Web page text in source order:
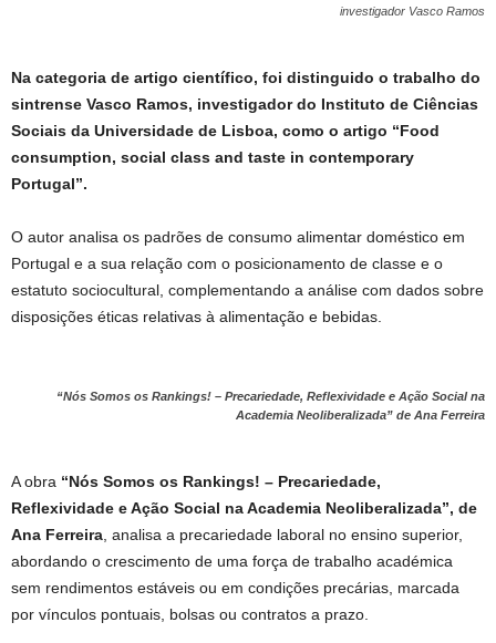
investigador Vasco Ramos
Na categoria de artigo científico, foi distinguido o trabalho do
sintrense Vasco Ramos, investigador do Instituto de Ciências
Sociais da Universidade de Lisboa, como o artigo “Food
consumption, social class and taste in contemporary
Portugal”.
O autor analisa os padrões de consumo alimentar doméstico em
Portugal e a sua relação com o posicionamento de classe e o
estatuto sociocultural, complementando a análise com dados sobre
disposições éticas relativas à alimentação e bebidas.
“Nós Somos os Rankings! – Precariedade, Reflexividade e Ação Social na
Academia Neoliberalizada” de Ana Ferreira
A obra “Nós Somos os Rankings! – Precariedade,
Reflexividade e Ação Social na Academia Neoliberalizada”, de
Ana Ferreira , analisa a precariedade laboral no ensino superior,
abordando o crescimento de uma força de trabalho académica
sem rendimentos estáveis ou em condições precárias, marcada
por vínculos pontuais, bolsas ou contratos a prazo.